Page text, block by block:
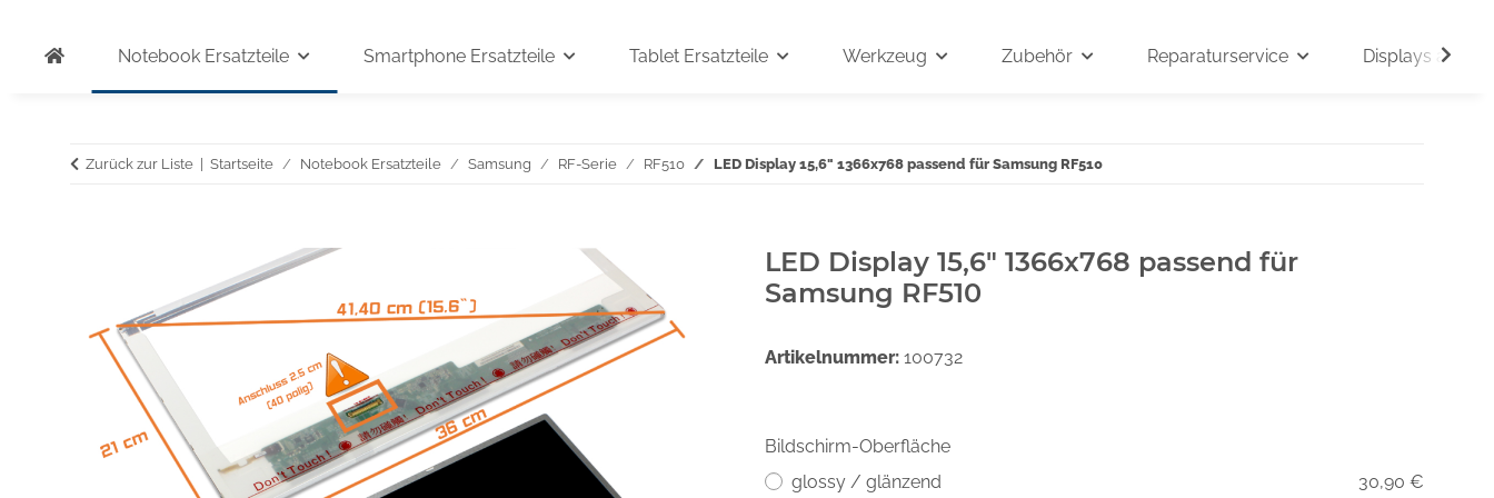
Notebook Ersatzteile Smartphone Ersatzteile Tablet Ersatzteile Werkzeug Zubehör Reparaturservice Displays auf
Zurück zur Liste Startseite Notebook Ersatzteile Samsung RF-Serie RF510 LED Display 15,6" 1366x768 passend für Samsung RF510
LED Display 15,6" 1366x768 passend für
Samsung RF510
Artikelnummer: 100732
Bildschirm-Oberfläche
glossy / glänzend
30,90 €